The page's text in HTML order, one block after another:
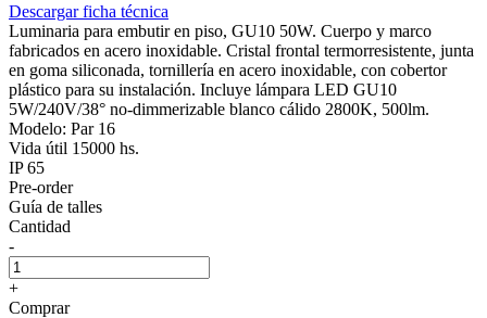
Descargar ficha técnica
Luminaria para embutir en piso, GU10 50W. Cuerpo y marco
fabricados en acero inoxidable. Cristal frontal termorresistente, junta
en goma siliconada, tornillería en acero inoxidable, con cobertor
plástico para su instalación. Incluye lámpara LED GU10
5W/240V/38° no-dimmerizable blanco cálido 2800K, 500lm.
Modelo: Par 16
Vida útil 15000 hs.
IP 65
Pre-order
Guía de talles
Cantidad
-
+
Comprar